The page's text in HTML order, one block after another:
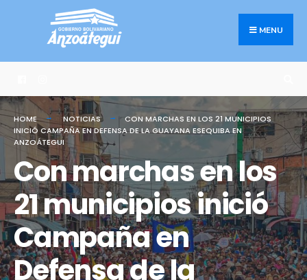
MENU
HOME NOTICIAS
CON MARCHAS EN LOS 21 MUNICIPIOS
INICIÓ CAMPAÑA EN DEFENSA DE LA GUAYANA ESEQUIBA EN
ANZOÁTEGUI
Con marchas en los
21 municipios inició
Campaña en
Defensa de la
Search